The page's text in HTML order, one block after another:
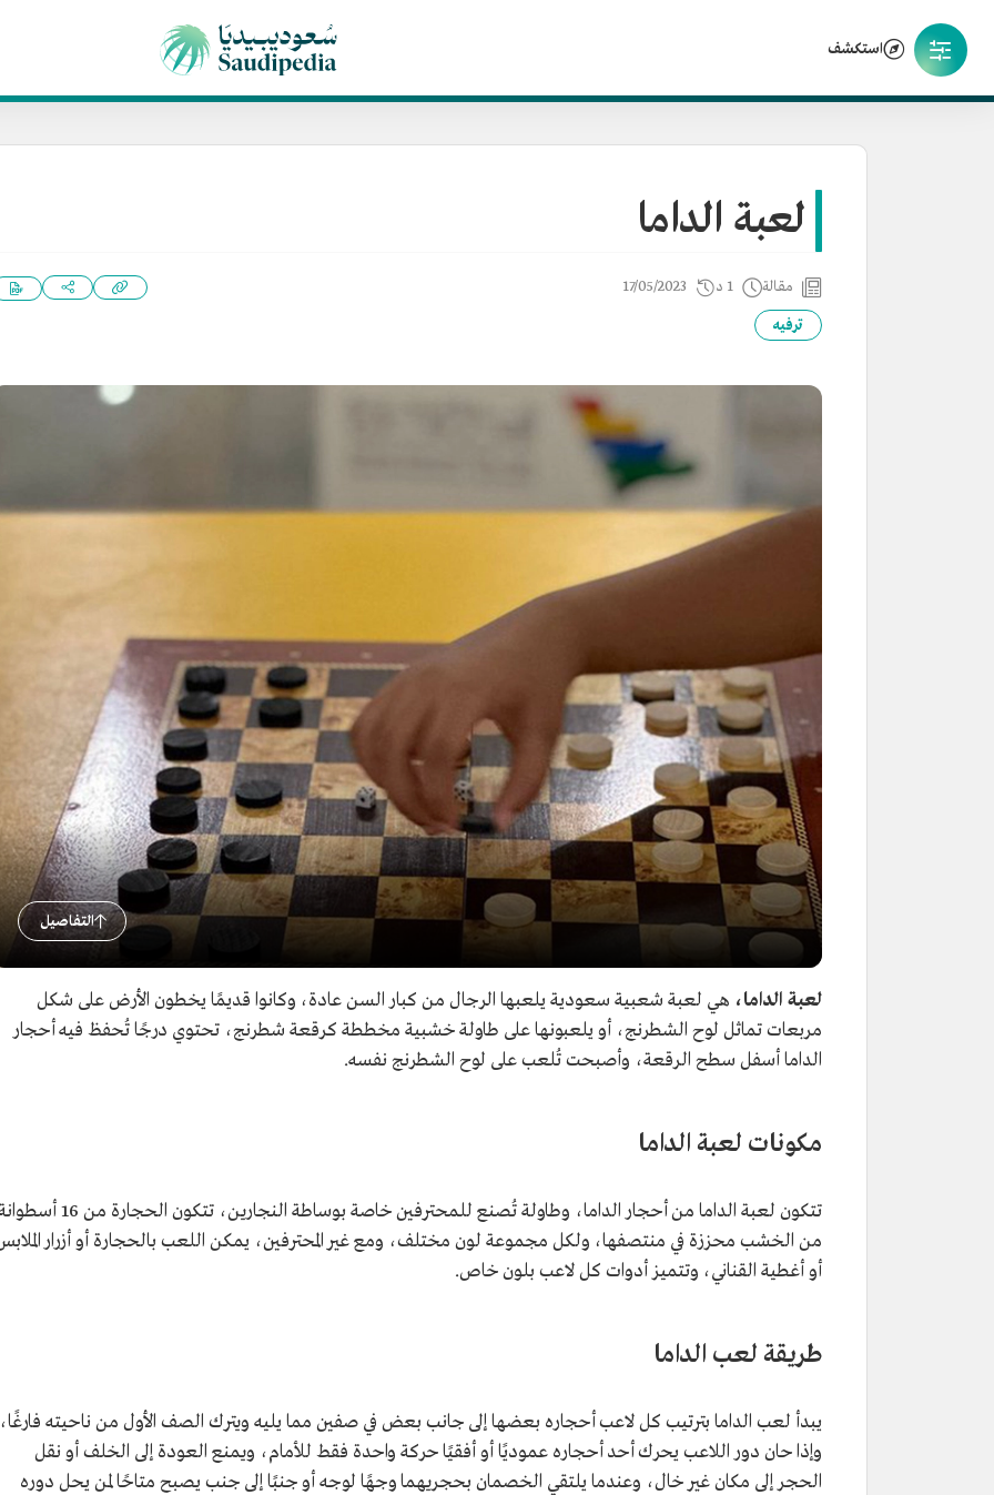
استكشف
لعبة الداما
مقالة 1 د 17/05/2023
ترفيه
التفاصيل
لعبة الداما، هي لعبة شعبية سعودية يلعبها الرجال من كبار السن عادة، وكانوا قديمًا يخطون الأرض على شكل
مربعات تماثل لوح الشطرنج، أو يلعبونها على طاولة خشبية مخططة كرقعة شطرنج، تحتوي درجًا تُحفظ فيه أحجار
الداما أسفل سطح الرقعة، وأصبحت تُلعب على لوح الشطرنج نفسه.
مكونات لعبة الداما
تتكون لعبة الداما من أحجار الداما، وطاولة تُصنع للمحترفين خاصة بوساطة النجارين، تتكون الحجارة
من الخشب محززة في منتصفها، ولكل مجموعة لون مختلف، ومع غير المحترفين، يمكن اللعب بالحجارة أو أزرار
أو أغطية القناني، وتتميز أدوات كل لاعب بلون خاص.
طريقة لعب الداما
يبدأ لعب الداما بترتيب كل لاعب أحجاره بعضها إلى جانب بعض في صفين مما يليه ويترك الصف الأول من ناحيته فارغًا،
وإذا حان دور اللاعب يحرك أحد أحجاره عموديًا أو أفقيًا حركة واحدة فقط للأمام، ويمنع العودة إلى الخلف أو نقل
الحجر إلى مكان غير خال، وعندما يلتقي الخصمان بحجريهما وجهًا لوجه أو جنبًا إلى جنب يصبح متاحًا لمن يحل دوره